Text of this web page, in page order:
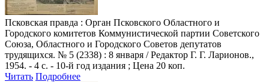
Псковская правда : Орган Псковского Областного и
Городского комитетов Коммунистической партии Советского
Союза, Областного и Городского Советов депутатов
трудящихся. № 5 (2338) : 8 января / Редактор Г. Г. Ларионов.,
1954. - 4 с. - 10-й год издания ; Цена 20 коп.
Читать Подробнее